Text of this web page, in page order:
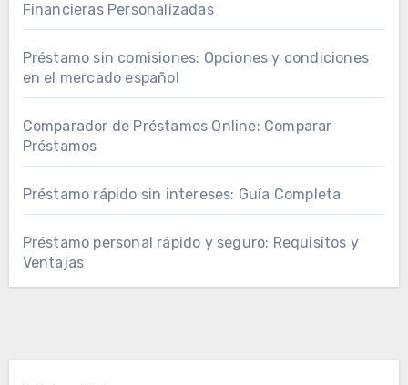
Financieras Personalizadas
Préstamo sin comisiones: Opciones y condiciones
en el mercado español
Comparador de Préstamos Online: Comparar
Préstamos
Préstamo rápido sin intereses: Guía Completa
Préstamo personal rápido y seguro: Requisitos y
Ventajas